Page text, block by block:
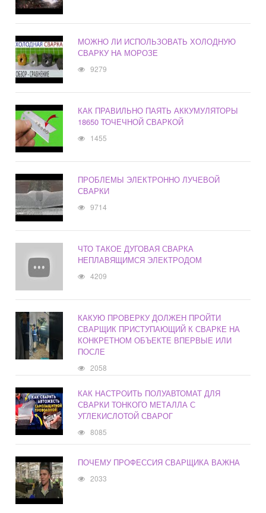
МОЖНО ЛИ ИСПОЛЬЗОВАТЬ ХОЛОДНУЮ
СВАРКУ НА МОРОЗЕ
9279
КАК ПРАВИЛЬНО ПАЯТЬ АККУМУЛЯТОРЫ
18650 ТОЧЕЧНОЙ СВАРКОЙ
1455
ПРОБЛЕМЫ ЭЛЕКТРОННО ЛУЧЕВОЙ
СВАРКИ
9714
ЧТО ТАКОЕ ДУГОВАЯ СВАРКА
НЕПЛАВЯЩИМСЯ ЭЛЕКТРОДОМ
4209
КАКУЮ ПРОВЕРКУ ДОЛЖЕН ПРОЙТИ
СВАРЩИК ПРИСТУПАЮЩИЙ К СВАРКЕ НА
КОНКРЕТНОМ ОБЪЕКТЕ ВПЕРВЫЕ ИЛИ
ПОСЛЕ
2058
КАК НАСТРОИТЬ ПОЛУАВТОМАТ ДЛЯ
СВАРКИ ТОНКОГО МЕТАЛЛА С
УГЛЕКИСЛОТОЙ СВАРОГ
8085
ПОЧЕМУ ПРОФЕССИЯ СВАРЩИКА ВАЖНА
2033